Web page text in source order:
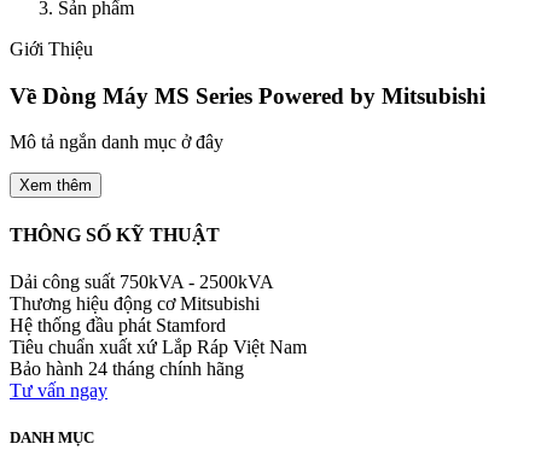
Sản phẩm
Giới Thiệu
Về Dòng Máy MS Series Powered by Mitsubishi
Mô tả ngắn danh mục ở đây
Xem thêm
THÔNG SỐ KỸ THUẬT
Dải công suất 750kVA - 2500kVA
Thương hiệu động cơ Mitsubishi
Hệ thống đầu phát Stamford
Tiêu chuẩn xuất xứ Lắp Ráp Việt Nam
Bảo hành 24 tháng chính hãng
Tư vấn ngay
DANH MỤC